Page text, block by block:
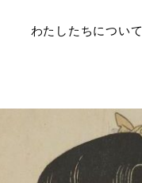
わたしたちについて